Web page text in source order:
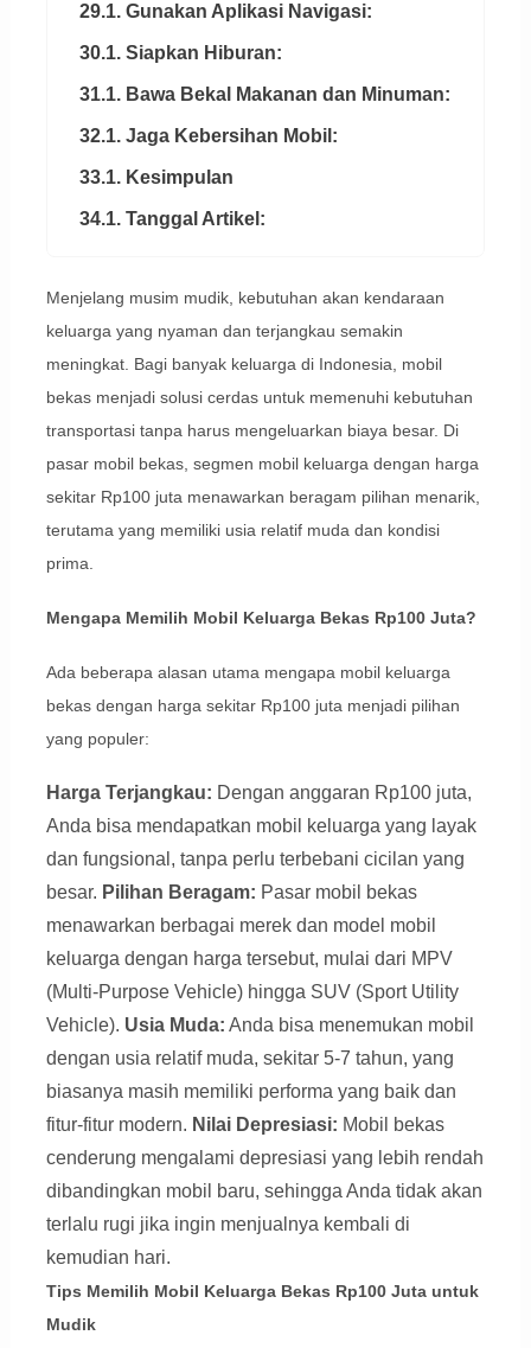
29.1. Gunakan Aplikasi Navigasi:
30.1. Siapkan Hiburan:
31.1. Bawa Bekal Makanan dan Minuman:
32.1. Jaga Kebersihan Mobil:
33.1. Kesimpulan
34.1. Tanggal Artikel:
Menjelang musim mudik, kebutuhan akan kendaraan
keluarga yang nyaman dan terjangkau semakin
meningkat. Bagi banyak keluarga di Indonesia, mobil
bekas menjadi solusi cerdas untuk memenuhi kebutuhan
transportasi tanpa harus mengeluarkan biaya besar. Di
pasar mobil bekas, segmen mobil keluarga dengan harga
sekitar Rp100 juta menawarkan beragam pilihan menarik,
terutama yang memiliki usia relatif muda dan kondisi
prima.
Mengapa Memilih Mobil Keluarga Bekas Rp100 Juta?
Ada beberapa alasan utama mengapa mobil keluarga
bekas dengan harga sekitar Rp100 juta menjadi pilihan
yang populer:
Harga Terjangkau: Dengan anggaran Rp100 juta,
Anda bisa mendapatkan mobil keluarga yang layak
dan fungsional, tanpa perlu terbebani cicilan yang
besar. Pilihan Beragam: Pasar mobil bekas
menawarkan berbagai merek dan model mobil
keluarga dengan harga tersebut, mulai dari MPV
(Multi-Purpose Vehicle) hingga SUV (Sport Utility
Vehicle). Usia Muda: Anda bisa menemukan mobil
dengan usia relatif muda, sekitar 5-7 tahun, yang
biasanya masih memiliki performa yang baik dan
fitur-fitur modern. Nilai Depresiasi: Mobil bekas
cenderung mengalami depresiasi yang lebih rendah
dibandingkan mobil baru, sehingga Anda tidak akan
terlalu rugi jika ingin menjualnya kembali di
kemudian hari.
Tips Memilih Mobil Keluarga Bekas Rp100 Juta untuk
Mudik